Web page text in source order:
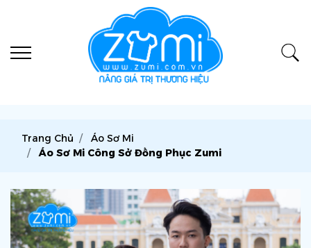
Trang Chủ
Áo Sơ Mi
Áo Sơ Mi Công Sở Đồng Phục Zumi